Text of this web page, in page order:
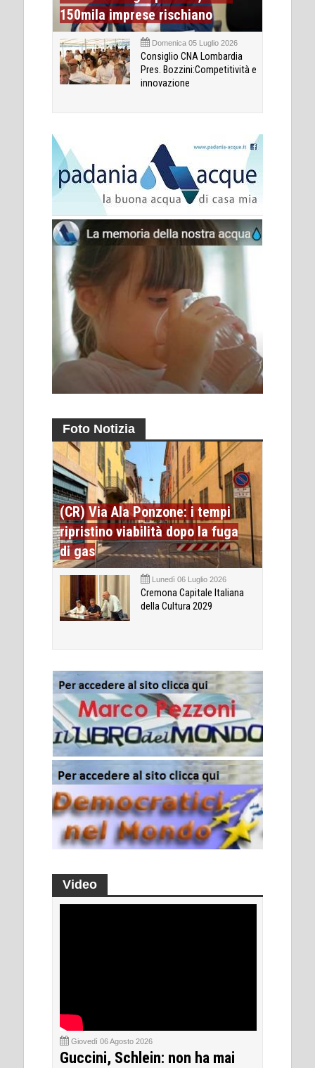
150mila imprese rischiano
Domenica 05 Luglio 2026
Consiglio CNA Lombardia
Pres. Bozzini:Competitività e
innovazione
Foto Notizia
(CR) Via Ala Ponzone: i tempi
ripristino viabilità dopo la fuga
di gas
Lunedì 06 Luglio 2026
Cremona Capitale Italiana
della Cultura 2029
Video
Giovedì 06 Agosto 2026
Guccini, Schlein: non ha mai